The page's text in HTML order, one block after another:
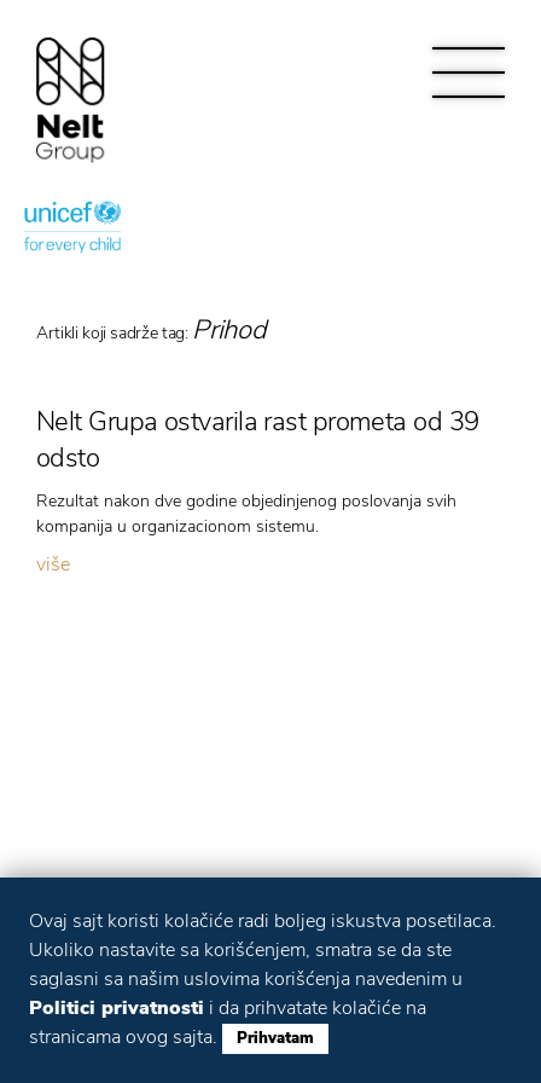
Artikli koji sadrže tag: Prihod
Nelt Grupa ostvarila rast prometa od 39
odsto
Rezultat nakon dve godine objedinjenog poslovanja svih
kompanija u organizacionom sistemu.
više
Ovaj sajt koristi kolačiće radi boljeg iskustva posetilaca.
Ukoliko nastavite sa korišćenjem, smatra se da ste
saglasni sa našim uslovima korišćenja navedenim u
Politici privatnosti i da prihvatate kolačiće na
stranicama ovog sajta.
Prihvatam